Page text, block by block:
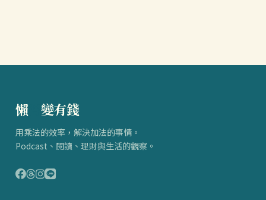
懶得 變有錢
用乘法的效率，解決加法的事情。
Podcast、閱讀、理財與生活的觀察。